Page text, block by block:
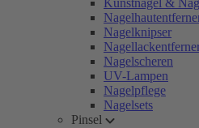
Kunstnägel &
Nagelknipser
Nagelscheren
UV-Lampen
Nagelpflege
Nagelsets
Pinsel